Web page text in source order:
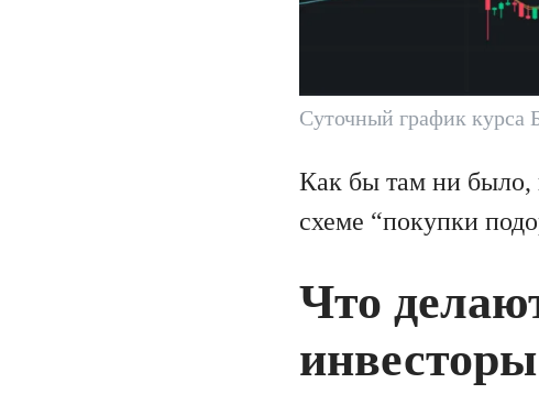
Суточный график курса
Как бы там ни было,
схеме “покупки
Что
инвесторы